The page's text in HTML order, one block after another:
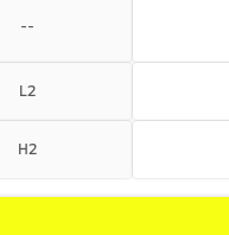
--
L2
H2